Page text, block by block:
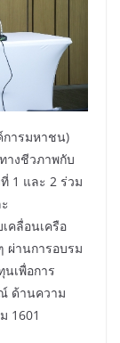
การมหาชน)
างชีวภาพกับ
1 และ 2 ร่วม
คลื่อนเครือ
ผ่านการอบรม
เพื่อการ
ด้านความ
1601